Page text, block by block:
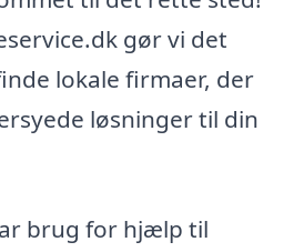
gør vi det
lokale firmaer, der
løsninger til din
brug for hjælp til